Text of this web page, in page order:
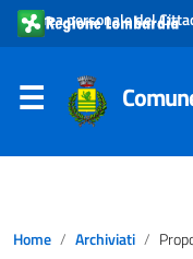
Area personale del
Home Archiviati Proposta di